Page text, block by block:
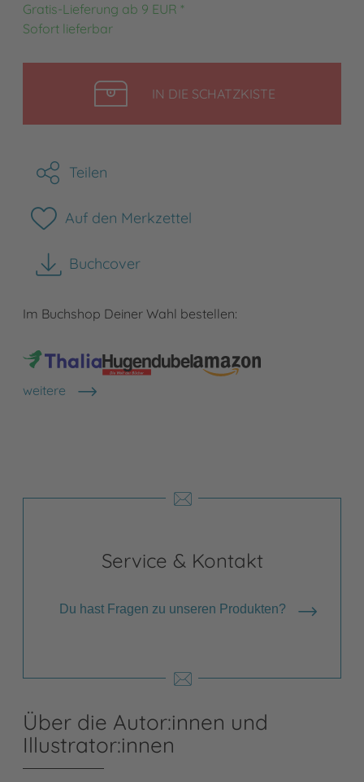
Gratis-Lieferung ab 9 EUR *
Sofort lieferbar
IN DIE SCHATZKISTELEGEN
Teilen
Auf den Merkzettel
Buchcover
herunterladen
Im Buchshop Deiner Wahl bestellen:
weitere
Shops anzeigen
Service & Kontakt
Du hast Fragen zu unseren Produkten?
Über die Autor:innen und
Illustrator:innen